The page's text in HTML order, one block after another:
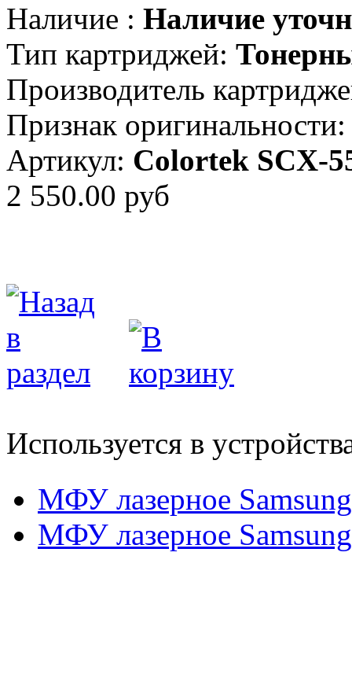
Наличие : Наличие
Тип картриджей:
Производитель
Признак оригинальности:
Артикул: Colortek SCX-
2 550.00 руб
Используется в
МФУ лазерное
МФУ лазерное